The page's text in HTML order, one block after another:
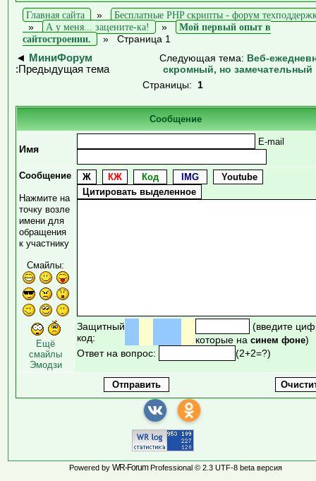
Главная сайта »
Бесплатные PHP скрипты - форум
»
А у меня... зацените-ка! »
Мой первый опыт в
сайтостроении.
» Страница 1
◄
МиниФорум
:Предыдущая тема
Следующая тема: Веб-
скромный, но замечательный
Страницы: 1
Сообщение
Имя
E-mail
Сообщение
Нажмите на
точку возле
имени для
обращения
к участнику
Смайлы:
Ещё
смайлы
Эмодзи
Защитный
код:
(введите
которые на синем фоне)
Ответ на вопрос:
(2+2=?)
Powered by WR-ForumProfessional © 2.3 UTF-8 beta версия